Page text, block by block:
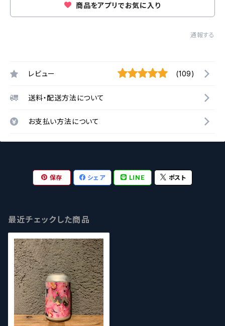
商品をアプリでお気に入り
通報する
レビュー (109)
送料・配送方法について
お支払い方法について
保存 シェア LINE ポスト
最近チェックした商品